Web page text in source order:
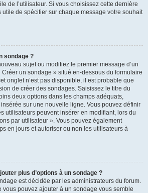
de l’utilisateur. Si vous choisissez cette dernière
de spécifier sur chaque message votre souhait
sondage ?
sujet ou modifiez le premier message d’un
Créer un sondage » situé en-dessous du formulaire
onglet n’est pas disponible, il est probable que
de créer des sondages. Saisissez le titre du
deux options dans les champs adéquats,
sur une nouvelle ligne. Vous pouvez définir
utilisateurs peuvent insérer en modifiant, lors du
par utilisateur ». Vous pouvez également
en jours et autoriser ou non les utilisateurs à
plus d’options à un sondage ?
est décidée par les administrateurs du forum.
vous pouvez ajouter à un sondage vous semble